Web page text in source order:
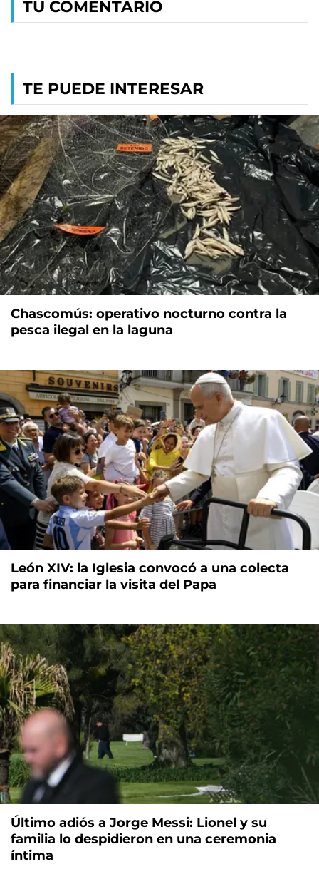
TU COMENTARIO
TE PUEDE INTERESAR
Chascomús: operativo nocturno contra la
pesca ilegal en la laguna
León XIV: la Iglesia convocó a una colecta
para financiar la visita del Papa
Último adiós a Jorge Messi: Lionel y su
familia lo despidieron en una ceremonia
íntima